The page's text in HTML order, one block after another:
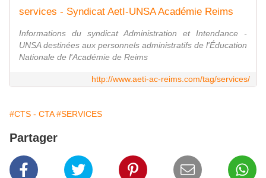
services - Syndicat AetI-UNSA Académie Reims
Informations du syndicat Administration et Intendance -
UNSA destinées aux personnels administratifs de l'Éducation
Nationale de l'Académie de Reims
http://www.aeti-ac-reims.com/tag/services/
#CTS - CTA #SERVICES
Partager